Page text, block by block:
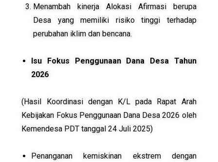
Menambah kinerja Alokasi Afirmasi berupa
Desa yang memiliki risiko tinggi terhadap
perubahan iklim dan bencana.
Isu Fokus Penggunaan Dana Desa Tahun
2026
(Hasil Koordinasi dengan K/L pada Rapat Arah
Kebijakan Fokus Penggunaan Dana Desa 2026 oleh
Kemendesa PDT tanggal 24 Juli 2025)
Penanganan kemiskinan ekstrem dengan